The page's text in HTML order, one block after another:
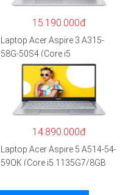
15.190.000đ
Laptop Acer Aspire 3 A315-
58G-50S4 (Core i5
1135G7/8GB
RAM/512GB/15.6″FHD/MX35
0 2GB/Win 10/Bạc)
14.890.000đ
Laptop Acer Aspire 5 A514-54-
59QK (Core i5 1135G7/8GB
11/Vàng)